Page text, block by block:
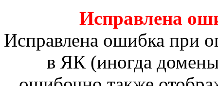
Исправлена
Исправлена ошибка при
в ЯК (иногда